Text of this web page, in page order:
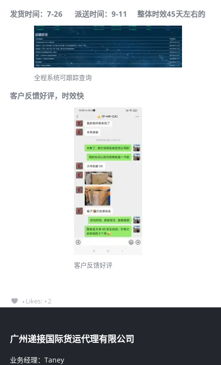
发货时间：7-26 派送时间：9-11 整体时效45天左右的
全程系统可跟踪查询
客户反馈好评，时效快
客户反馈好评
Likes: 2
广州递接国际货运代理有限公司
业务经理：Taney